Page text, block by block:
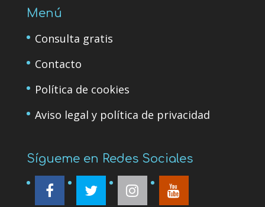
Menú
Consulta gratis
Contacto
Política de cookies
Aviso legal y política de privacidad
Sígueme en Redes Sociales